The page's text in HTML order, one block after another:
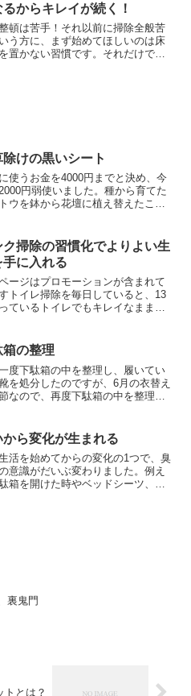
るからキレイが続く！
頓は苦手！それ以前に掃除全般苦
う方に、まず始めてほしいのは床
置かない習慣です。それだけで運
除けの黒いシート
使うお金を4000円までと決め、今
円弱使いました。種から育てた
ウを鉢から花壇に植え替えたこと
り2000円。花を買おうかと思って
たが、...
ク掃除の習慣化でよりよい生
手に入れる
ージはプロモーションが含まれて
トイレ掃除を毎日していると、13
ているトイレでもキレイなままで
とができるようになりました。そ
際に自分に起こっ...
箱の整理
度下駄箱の中を整理し、履いてい
を処分したのですが、6月の衣替え
なので、再度下駄箱の中を整理し
となく春を迎えてしまった物があ
らです。何年か前...
から変化が生まれる
活を始めてからの変化の1つで、臭
意識がだいぶ変わりました。例え
箱を開けた時やベッドシーツ、家
裏鬼門
トとは？